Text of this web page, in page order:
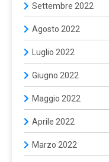
Settembre 2022
Agosto 2022
Luglio 2022
Giugno 2022
Maggio 2022
Aprile 2022
Marzo 2022